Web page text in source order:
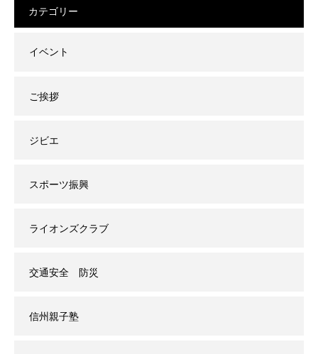
カテゴリー
イベント
ご挨拶
ジビエ
スポーツ振興
ライオンズクラブ
交通安全 防災
信州親子塾